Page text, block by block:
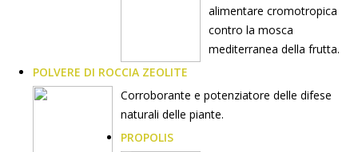
alimentare cromotropica
contro la mosca
mediterranea della frutta.
POLVERE DI ROCCIA ZEOLITE
Corroborante e potenziatore delle difese
naturali delle piante.
PROPOLIS